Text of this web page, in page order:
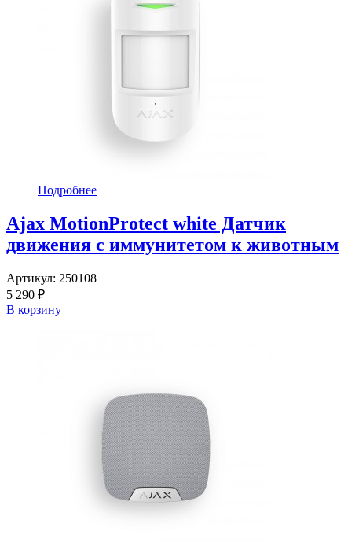
Подробнее
Ajax MotionProtect white Датчик
движения с иммунитетом к животным
Артикул: 250108
5 290 ₽
В корзину